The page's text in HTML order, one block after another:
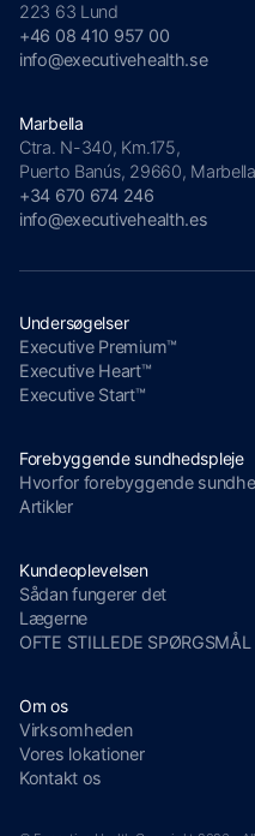
223 63 Lund
+46 08 410 957 00
info@executivehealth.se
Marbella
Ctra. N-340, Km.175,
Puerto Banús, 29660,
+34 670 674 246
info@executivehealth.es
Undersøgelser
Executive Premium™
Executive Heart™
Executive Start™
Forebyggende sundhedspleje
Hvorfor forebyggende
Artikler
Kundeoplevelsen
Sådan fungerer det
Lægerne
OFTE STILLEDE SPØRGSMÅL
Om os
Virksomheden
Vores lokationer
Kontakt os